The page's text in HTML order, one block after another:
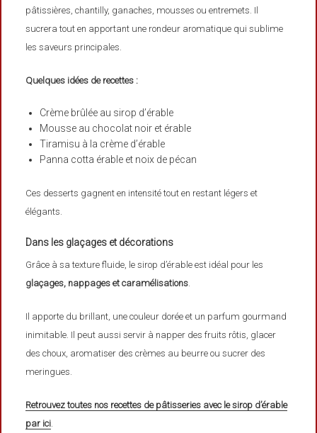
pâtissières, chantilly, ganaches, mousses ou entremets. Il
sucrera tout en apportant une rondeur aromatique qui sublime
les saveurs principales.
Quelques idées de recettes :
Crème brûlée au sirop d’érable
Mousse au chocolat noir et érable
Tiramisu à la crème d’érable
Panna cotta érable et noix de pécan
Ces desserts gagnent en intensité tout en restant légers et
élégants.
Dans les glaçages et décorations
Grâce à sa texture fluide, le sirop d’érable est idéal pour les
glaçages, nappages et caramélisations
Il apporte du brillant, une couleur dorée et un parfum gourmand
inimitable. Il peut aussi servir à napper des fruits rôtis, glacer
des choux, aromatiser des crèmes au beurre ou sucrer des
meringues.
Retrouvez toutes nos recettes de pâtisseries avec le sirop d’érable
par ici